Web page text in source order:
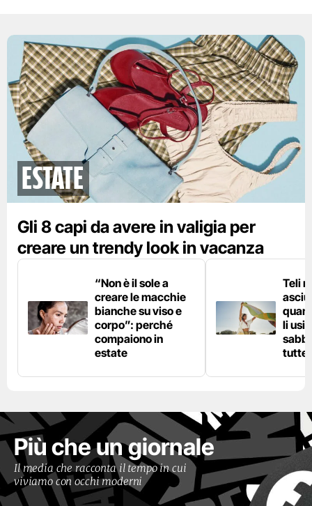
Estate
Gli 8 capi da avere in valigia per
creare un trendy look in vacanza
“Non è il sole a
creare le macchie
bianche su viso e
corpo”: perché
compaiono in
estate
Teli
li
tutte
Più che un giornale
Il media che racconta il tempo in cui
viviamo con occhi moderni